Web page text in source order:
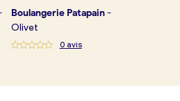
Boulangerie Patapain-
Olivet
0avis